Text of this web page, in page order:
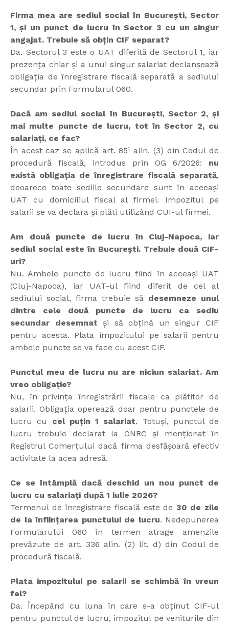
Firma mea are sediul social în București, Sector
1, și un punct de lucru în Sector 3 cu un singur
angajat. Trebuie să obțin CIF separat?
Da. Sectorul 3 este o UAT diferită de Sectorul 1, iar
prezența chiar și a unui singur salariat declanșează
obligația de înregistrare fiscală separată a sediului
secundar prin Formularul 060.
Dacă am sediul social în București, Sector 2, și
mai multe puncte de lucru, tot în Sector 2, cu
salariați, ce fac?
În acest caz se aplică art. 85¹ alin. (3) din Codul de
procedură fiscală, introdus prin OG 6/2026: nu
există obligația de înregistrare fiscală separată,
deoarece toate sediile secundare sunt în aceeași
UAT cu domiciliul fiscal al firmei. Impozitul pe
salarii se va declara și plăti utilizând CUI-ul firmei.
Am două puncte de lucru în Cluj-Napoca, iar
sediul social este în București. Trebuie două CIF-
uri?
Nu. Ambele puncte de lucru fiind în aceeași UAT
(Cluj-Napoca), iar UAT-ul fiind diferit de cel al
sediului social, firma trebuie să desemneze unul
dintre cele două puncte de lucru ca sediu
secundar desemnat și să obțină un singur CIF
pentru acesta. Plata impozitului pe salarii pentru
ambele puncte se va face cu acest CIF.
Punctul meu de lucru nu are niciun salariat. Am
vreo obligație?
Nu, în privința înregistrării fiscale ca plătitor de
salarii. Obligația operează doar pentru punctele de
lucru cu cel puțin 1 salariat. Totuși, punctul de
lucru trebuie declarat la ONRC și menționat în
Registrul Comerțului dacă firma desfășoară efectiv
activitate la acea adresă.
Ce se întâmplă dacă deschid un nou punct de
lucru cu salariați după 1 iulie 2026?
Termenul de înregistrare fiscală este de 30 de zile
de la înființarea punctului de lucru. Nedepunerea
Formularului 060 în termen atrage amenzile
prevăzute de art. 336 alin. (2) lit. d) din Codul de
procedură fiscală.
Plata impozitului pe salarii se schimbă în vreun
fel?
Da. Începând cu luna în care s-a obținut CIF-ul
pentru punctul de lucru, impozitul pe veniturile din